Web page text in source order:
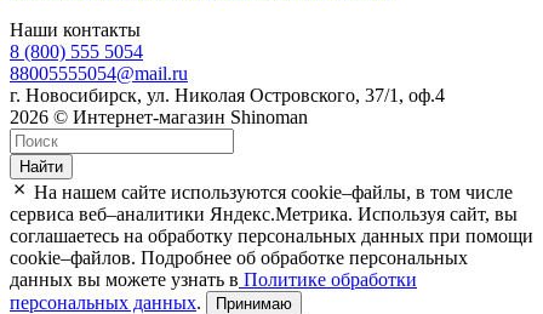
Наши контакты
8 (800) 555 5054
88005555054@mail.ru
г. Новосибирск, ул. Николая Островского, 37/1, оф.4
2026 © Интернет-магазин Shinoman
Найти
На нашем сайте используются cookie–файлы, в том числе
сервиса веб–аналитики Яндекс.Метрика. Используя сайт, вы
соглашаетесь на обработку персональных данных при помощи
cookie–файлов. Подробнее об обработке персональных
данных вы можете узнать в Политике обработки
персональных данных. Принимаю